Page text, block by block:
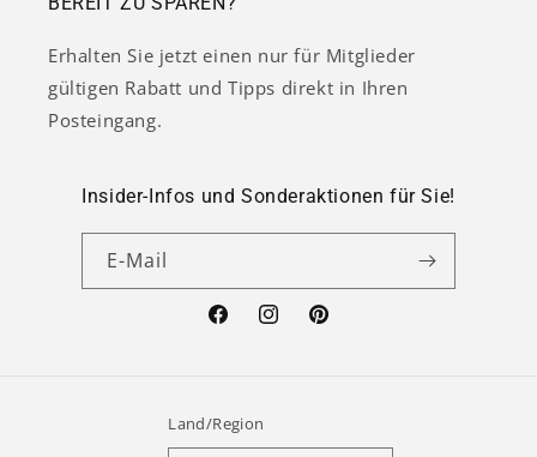
Erhalten Sie jetzt einen nur für Mitglieder
gültigen Rabatt und Tipps direkt in Ihren
Posteingang.
Insider-Infos und Sonderaktionen für Sie!
E-Mail
FacebookInstagramPinterest
Land/Region